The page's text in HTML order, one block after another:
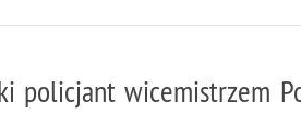
policjant wicemistrzem